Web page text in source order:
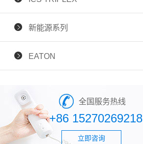
新能源系列
EATON
全国服务热线
+86 15270269218
立即咨询